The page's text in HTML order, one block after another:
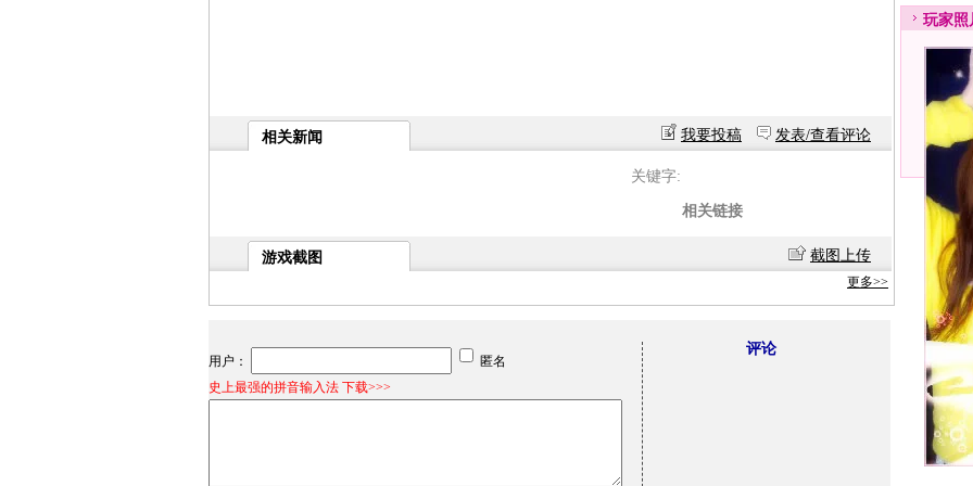
相关新闻 我要投稿 发表/查看评论
关键字:
相关链接
游戏截图 截图上传
更多>>
用户：
匿名
史上最强的拼音输入法 下载>>>
评论
玩家照